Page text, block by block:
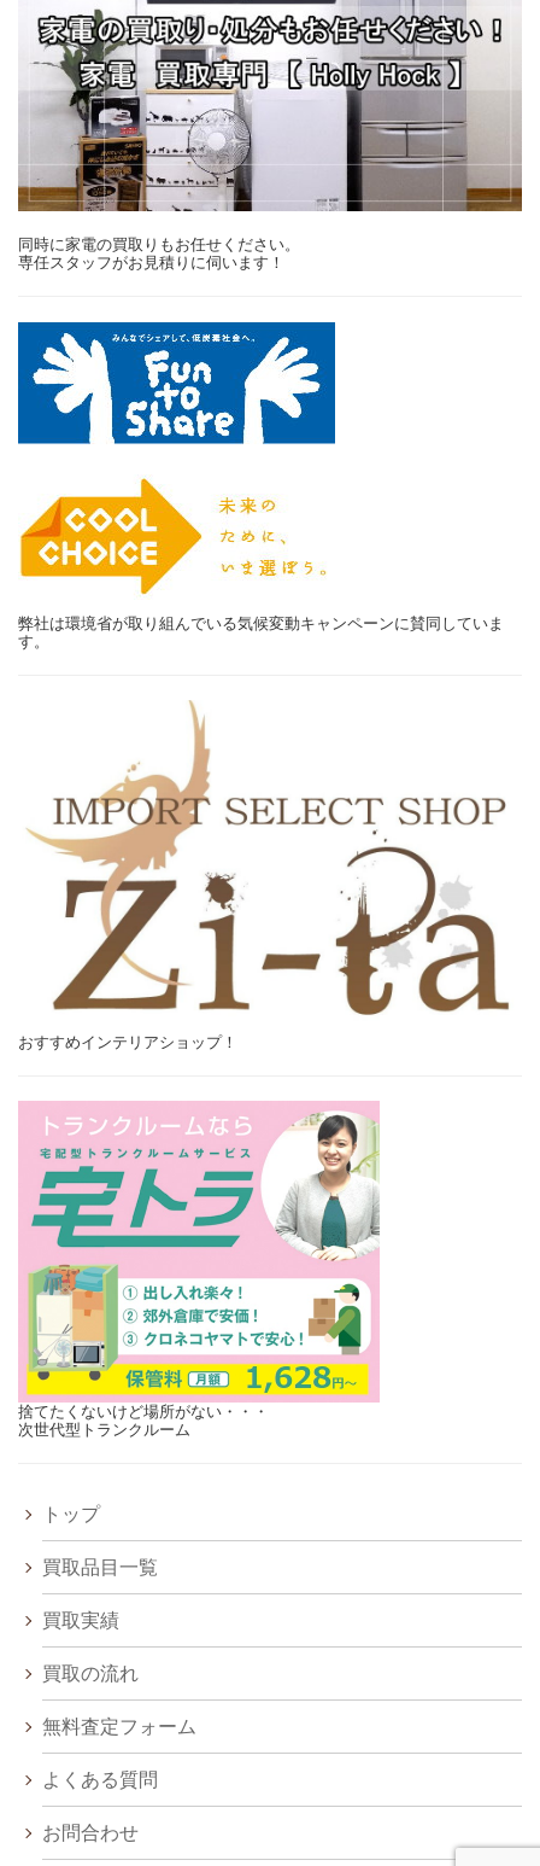
同時に家電の買取りもお任せください。
専任スタッフがお見積りに伺います！
弊社は環境省が取り組んでいる気候変動キャンペーンに賛同していま
す。
おすすめインテリアショップ！
捨てたくないけど場所がない・・・
次世代型トランクルーム
トップ
買取品目一覧
買取実績
買取の流れ
無料査定フォーム
よくある質問
お問合わせ